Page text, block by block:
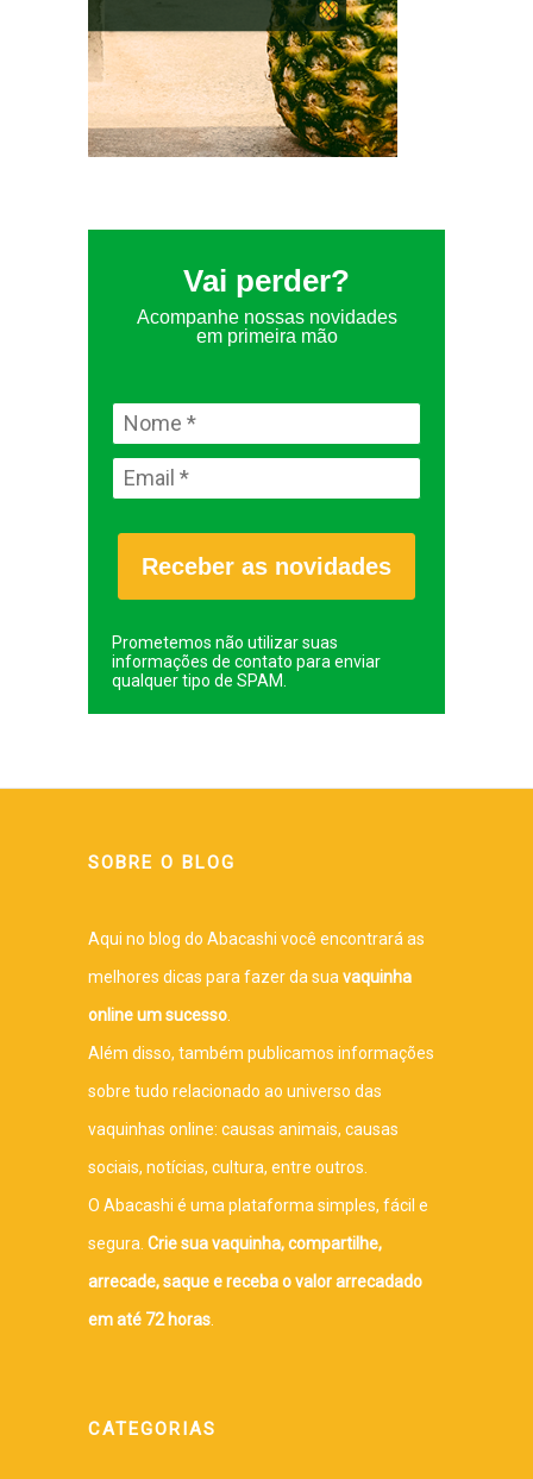
Vai perder?
Acompanhe nossas novidades
em primeira mão
Receber as novidades
Prometemos não utilizar suas
informações de contato para enviar
qualquer tipo de SPAM.
SOBRE O BLOG
Aqui no blog do Abacashi você encontrará as
melhores dicas para fazer da sua vaquinha
online um sucesso
Além disso, também publicamos informações
sobre tudo relacionado ao universo das
vaquinhas online: causas animais, causas
sociais, notícias, cultura, entre outros.
O Abacashi é uma plataforma simples, fácil e
segura. Crie sua vaquinha, compartilhe,
arrecade, saque e receba o valor arrecadado
em até 72 horas
CATEGORIAS